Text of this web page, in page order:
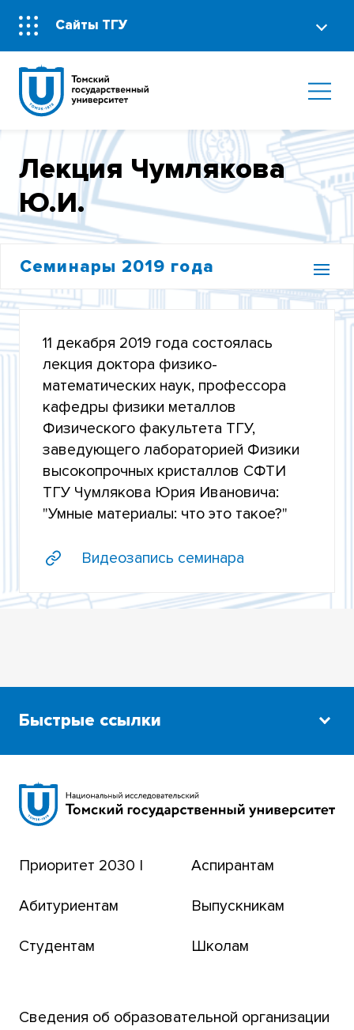
Сайты ТГУ
Лекция Чумлякова
Ю.И.
Семинары 2019 года
ЛЕКЦИЯ КУЖЕЛЕВОЙ-САГАН И.П.
ЛЕКЦИЯ ПЕТРОВОЙ Г.И.
ЛЕКЦИЯ МАЙЕРА Г.В.
ЛЕКЦИЯ ШПАНСКОГО А.В.
ЛЕКЦИЯ ЧУМЛЯКОВА Ю.И.
11 декабря 2019 года состоялась
лекция доктора физико-
математических наук, профессора
кафедры физики металлов
Физического факультета ТГУ,
заведующего лабораторией Физики
высокопрочных кристаллов СФТИ
ТГУ Чумлякова Юрия Ивановича:
"Умные материалы: что это такое?"
Видеозапись семинара
Быстрые ссылки
Сибирский ботанический сад
Томский региональный центр коллективного
Транссибирский научный путь
Парк социогуманитарных технологий ТГУ
Приоритет 2030 |
Абитуриентам
Студентам
Аспирантам
Выпускникам
Школам
Сведения об образовательной организации